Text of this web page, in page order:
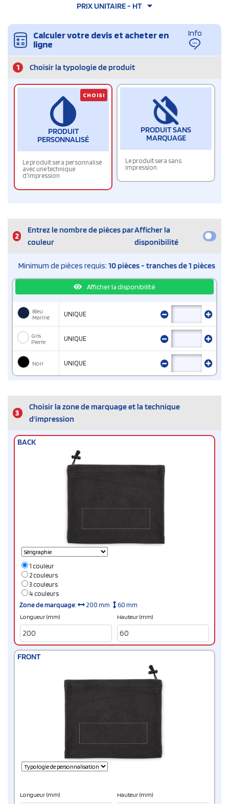
PRIX UNITAIRE - HT
Calculer votre devis et acheter en
ligne
Info
1 Choisir la typologie de produit
PRODUIT
PERSONNALISÉ
Le produit sera personnalisé
avec une technique
d'impression
CHOISI
PRODUIT SANS
MARQUAGE
Le produit sera sans
impression.
2
Entrez le nombre de pièces par
couleur
Afficher la
disponibilité
Minimum de pièces requis: 10 pièces - tranches de 1 pièces
Afficher la disponibilité
Bleu
Marine
UNIQUE
Gris
Pierre
UNIQUE
Noir UNIQUE
3
Choisir la zone de marquage et la technique
d'impression
BACK
1 couleur
2 couleurs
3 couleurs
4 couleurs
Zone de marquage: 200 mm 60 mm
Longueur (mm) Hauteur (mm)
FRONT
Longueur (mm) Hauteur (mm)